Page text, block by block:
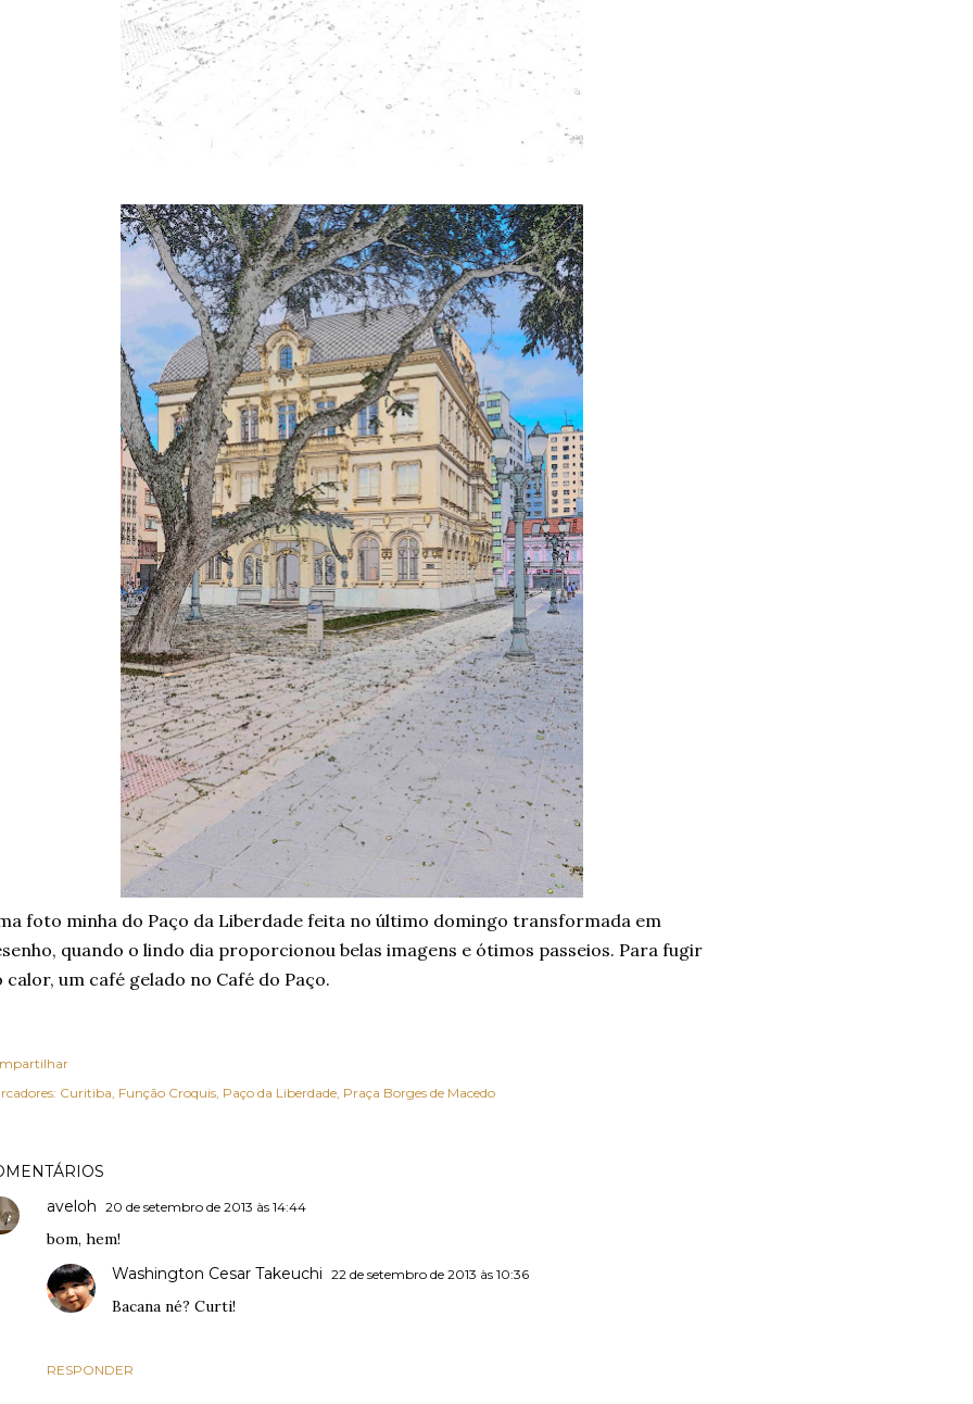
foto minha do Paço da Liberdade feita no último domingo transformada em
quando o lindo dia proporcionou belas imagens e ótimos passeios. Para fugir
calor, um café gelado no Café do Paço.
Curitiba Função Croquis Paço da Liberdade Praça Borges de Macedo
aveloh 20 de setembro de 2013 às 14:44
bom, hem!
RESPONDER
Washington Cesar Takeuchi 22 de setembro de 2013 às 10:36
Bacana né? Curti!